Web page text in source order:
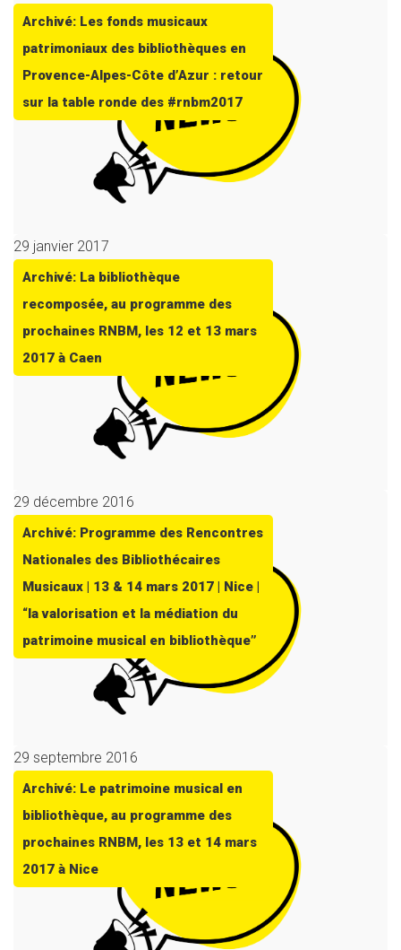
Archivé: Les fonds musicaux
patrimoniaux des bibliothèques en
Provence-Alpes-Côte d’Azur : retour
sur la table ronde des #rnbm2017
29 janvier 2017
Archivé: La bibliothèque
recomposée, au programme des
prochaines RNBM, les 12 et 13 mars
2017 à Caen
29 décembre 2016
Archivé: Programme des Rencontres
Nationales des Bibliothécaires
Musicaux | 13 & 14 mars 2017 | Nice |
“la valorisation et la médiation du
patrimoine musical en bibliothèque”
29 septembre 2016
Archivé: Le patrimoine musical en
bibliothèque, au programme des
prochaines RNBM, les 13 et 14 mars
2017 à Nice